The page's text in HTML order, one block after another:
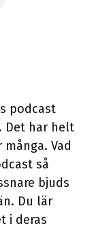
podcast
Det har helt
Vad
så
bjuds
Du lär
i deras